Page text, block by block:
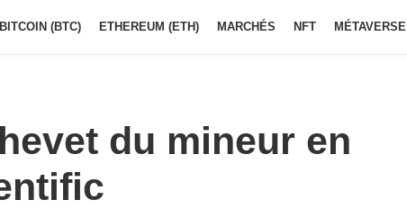
BITCOIN (BTC) ETHEREUM (ETH) MARCHÉS NFT MÉTAVERSE
du mineur en